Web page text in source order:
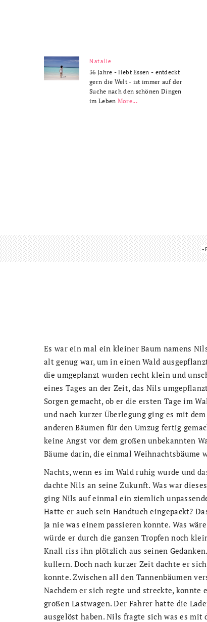
Natalie
36 Jahre - liebt Essen - entdeckt
gern die Welt - ist immer auf der
Suche nach den schönen Dingen
im Leben More...
Es war ein mal ein kleiner Baum namens
alt genug war, um in einen Wald
die umgeplanzt wurden recht klein und
eines Tages an der Zeit, das Nils
Sorgen gemacht, ob er die ersten Tage im
und nach kurzer Überlegung ging es mit
anderen Bäumen für den Umzug fertig
keine Angst vor dem großen unbekannten
Bäume darin, die einmal Weihnachtsbäume
Nachts, wenn es im Wald ruhig wurde und
dachte Nils an seine Zukunft. Was war
ging Nils auf einmal ein ziemlich
Hatte er auch sein Handtuch eingepackt?
ja nie was einem passieren konnte. Was
würde er durch die ganzen Tropfen noch
Knall riss ihn plötzlich aus seinen
kullern. Doch nach kurzer Zeit dachte er
konnte. Zwischen all den Tannenbäumen
Nachdem er sich regte und streckte, konnte
großen Lastwagen. Der Fahrer hatte die
ausgelöst haben. Nils fragte sich was es